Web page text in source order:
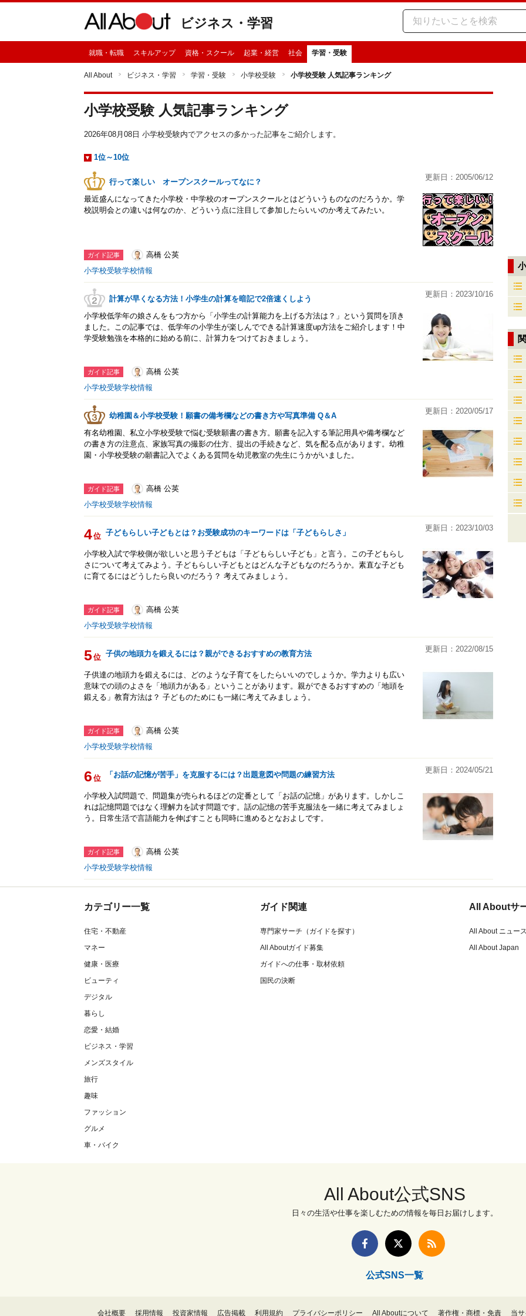
ビジネス・学習
就職・転職 スキルアップ 資格・スクール 起業・経営 社会 学習・受験
All About ビジネス・学習 学習・受験 小学校受験 小学校受験 人気記事ランキング
小学校受験 人気記事ランキング
2026年08月08日 小学校受験内でアクセスの多かった記事をご紹介します。
1位～10位
行って楽しい オープンスクールってなに？
更新日：2005/06/12
最近盛んになってきた小学校・中学校のオープンスクールとはどういうものなのだろうか。学
校説明会との違いは何なのか、どういう点に注目して参加したらいいのか考えてみたい。
ガイド記事
高橋 公英
小学校受験学校情報
計算が早くなる方法！小学生の計算を暗記で2倍速くしよう
更新日：2023/10/16
小学校低学年の娘さんをもつ方から「小学生の計算能力を上げる方法は？」という質問を頂き
ました。この記事では、低学年の小学生が楽しんでできる計算速度up方法をご紹介します！中
学受験勉強を本格的に始める前に、計算力をつけておきましょう。
ガイド記事
高橋 公英
小学校受験学校情報
幼稚園＆小学校受験！願書の備考欄などの書き方や写真準備 Q＆A
更新日：2020/05/17
有名幼稚園、私立小学校受験で悩む受験願書の書き方。願書を記入する筆記用具や備考欄など
の書き方の注意点、家族写真の撮影の仕方、提出の手続きなど、気を配る点があります。幼稚
園・小学校受験の願書記入でよくある質問を幼児教室の先生にうかがいました。
ガイド記事
高橋 公英
小学校受験学校情報
4位 子どもらしい子どもとは？お受験成功のキーワードは「子どもらしさ」
更新日：2023/10/03
小学校入試で学校側が欲しいと思う子どもは「子どもらしい子ども」と言う。この子どもらし
さについて考えてみよう。子どもらしい子どもとはどんな子どもなのだろうか。素直な子ども
に育てるにはどうしたら良いのだろう？ 考えてみましょう。
ガイド記事
高橋 公英
小学校受験学校情報
5位 子供の地頭力を鍛えるには？親ができるおすすめの教育方法
更新日：2022/08/15
子供達の地頭力を鍛えるには、どのような子育てをしたらいいのでしょうか。学力よりも広い
意味での頭のよさを「地頭力がある」ということがあります。親ができるおすすめの「地頭を
鍛える」教育方法は？ 子どものためにも一緒に考えてみましょう。
ガイド記事
高橋 公英
小学校受験学校情報
6 位 「お話の記憶が苦手」を克服するには？出題意図や問題の練習方法
更新日：2024/05/21
小学校入試問題で、問題集が売られるほどの定番として「お話の記憶」があります。しかしこ
れは記憶問題ではなく理解力を試す問題です。話の記憶の苦手克服法を一緒に考えてみましょ
う。日常生活で言語能力を伸ばすことも同時に進めるとなおよしです。
ガイド記事
高橋 公英
小学校受験学校情報
カテゴリー一覧
住宅・不動産
マネー
健康・医療
ビューティ
デジタル
暮らし
恋愛・結婚
ビジネス・学習
メンズスタイル
旅行
趣味
ファッション
グルメ
車・バイク
ガイド関連
専門家サーチ（ガイドを探す）
All Aboutガイド募集
ガイドへの仕事・取材依頼
国民の決断
All Aboutサ
All About ニュース
All About Japan
All About公式SNS
日々の生活や仕事を楽しむための情報を毎日お届けします。
公式SNS一覧
会社概要 採用情報 投資家情報 広告掲載 利用規約 プライバシーポリシー All Aboutについて 著作権・商標・免責 当